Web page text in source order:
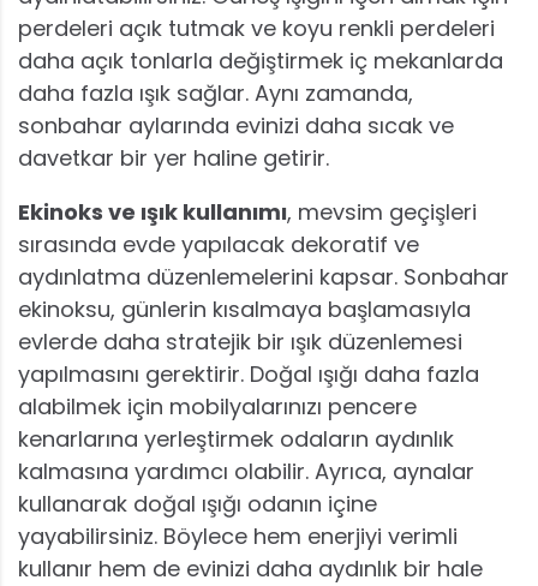
perdeleri açık tutmak ve koyu renkli perdeleri
daha açık tonlarla değiştirmek iç mekanlarda
daha fazla ışık sağlar. Aynı zamanda,
sonbahar aylarında evinizi daha sıcak ve
davetkar bir yer haline getirir.
Ekinoks ve ışık kullanımı, mevsim geçişleri
sırasında evde yapılacak dekoratif ve
aydınlatma düzenlemelerini kapsar. Sonbahar
ekinoksu, günlerin kısalmaya başlamasıyla
evlerde daha stratejik bir ışık düzenlemesi
yapılmasını gerektirir. Doğal ışığı daha fazla
alabilmek için mobilyalarınızı pencere
kenarlarına yerleştirmek odaların aydınlık
kalmasına yardımcı olabilir. Ayrıca, aynalar
kullanarak doğal ışığı odanın içine
yayabilirsiniz. Böylece hem enerjiyi verimli
kullanır hem de evinizi daha aydınlık bir hale